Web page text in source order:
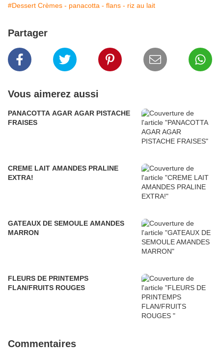
#Dessert Crèmes - panacotta - flans - riz au lait
Partager
Vous aimerez aussi
PANACOTTA AGAR AGAR PISTACHE
FRAISES
CREME LAIT AMANDES PRALINE
EXTRA!
GATEAUX DE SEMOULE AMANDES
MARRON
FLEURS DE PRINTEMPS
FLAN/FRUITS ROUGES
Commentaires